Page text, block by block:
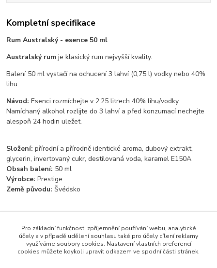
Kompletní specifikace
Rum Australský - esence 50 ml
Australský rum je klasický rum nejvyšší kvality.
Balení 50 ml vystačí na ochucení 3 lahví (0,75 l) vodky nebo 40%
lihu.
Návod: Esenci rozmíchejte v 2,25 litrech 40% lihu/vodky.
Namíchaný alkohol rozlijte do 3 lahví a před konzumací nechejte
alespoň 24 hodin uležet.
Složení: přírodní a přírodně identické aroma, dubový extrakt,
glycerin, invertovaný cukr, destilovaná voda, karamel E150A
Obsah balení: 50 ml
Výrobce: Prestige
Země původu:Švédsko
Zboží zařazeno v kategoriích
Světové esence
Pro základní funkčnost, zpříjemnění používání webu, analytické
účely a v případě udělení souhlasu také pro účely cílení reklamy
využíváme soubory cookies. Nastavení vlastních preferencí
cookies můžete kdykoli upravit odkazem ve spodní části stránek.